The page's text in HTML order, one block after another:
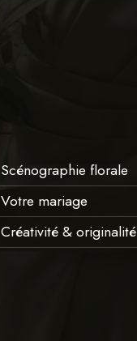
Scénographie florale
Votre mariage
Créativité & originalité